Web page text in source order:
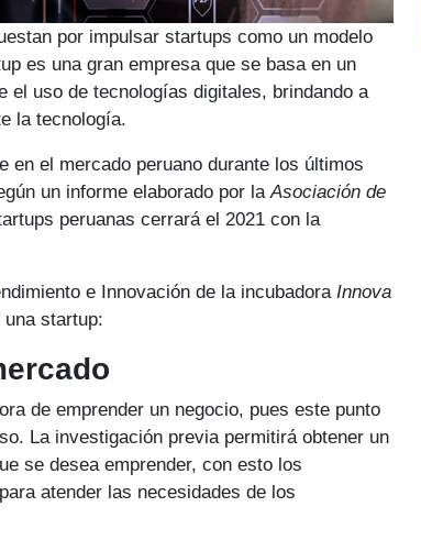
por impulsar startups como un modelo
es una gran empresa que se basa en un
el uso de tecnologías digitales, brindando a
la tecnología.
en el mercado peruano durante los últimos
un informe elaborado por laAsociación de
peruanas cerrará el 2021 con la
e Innovación de la incubadora Innova
startup:
de emprender un negocio, pues este punto
La investigación previa permitirá obtener un
se desea emprender, con esto los
atender las necesidades de los